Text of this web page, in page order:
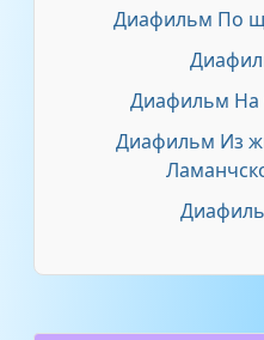
Диафильм По
Диафильм На
Диафильм Из